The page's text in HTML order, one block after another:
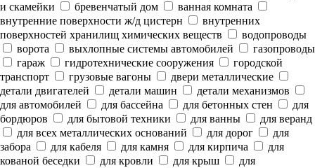
и скамейки
бревенчатый дом
ванная комната
внутренние поверхности ж/д цистерн
внутренних
поверхностей хранилищ химических веществ
водопроводы
ворота
выхлопные системы автомобилей
газопроводы
гараж
гидротехнические сооружения
городской
транспорт
грузовые вагоны
двери металлические
детали двигателей
детали машин
детали механизмов
для автомобилей
для бассейна для бетонных стен
для
бордюров
для бытовой техники для ванны
для веранд
для всех металлических оснований
для дорог
для
забора
для кабеля для камня для кирпича
для
кованой беседки
для кровли для крыш
для